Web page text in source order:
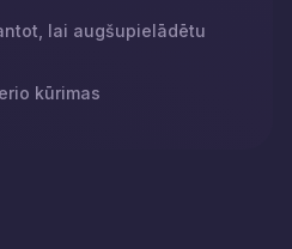
lai augšupielādētu
kūrimas